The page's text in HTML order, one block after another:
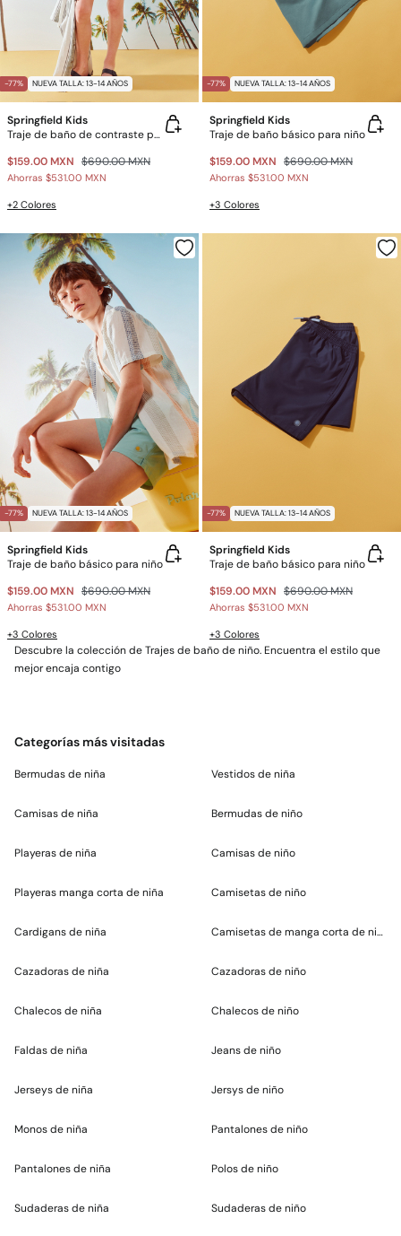
-77% NUEVA TALLA: 13-14 AÑOS
Springfield Kids
Traje de baño de contraste para niño
$159.00 MXN $690.00 MXN
Ahorras $531.00 MXN
+2 Colores
-77% NUEVA TALLA: 13-14 AÑOS
Springfield Kids
Traje de baño básico para niño
$159.00 MXN $690.00 MXN
Ahorras $531.00 MXN
+3 Colores
-77% NUEVA TALLA: 13-14 AÑOS
Springfield Kids
Traje de baño básico para niño
$159.00 MXN $690.00 MXN
Ahorras $531.00 MXN
+3 Colores
-77% NUEVA TALLA: 13-14 AÑOS
Springfield Kids
Traje de baño básico para niño
$159.00 MXN $690.00 MXN
Ahorras $531.00 MXN
+3 Colores
Descubre la colección de Trajes de baño de niño. Encuentra el estilo que
mejor encaja contigo
Categorías más visitadas
Bermudas de niña
Camisas de niña
Playeras de niña
Playeras manga corta de niña
Cardigans de niña
Cazadoras de niña
Chalecos de niña
Faldas de niña
Jerseys de niña
Monos de niña
Pantalones de niña
Sudaderas de niña
Vestidos de niña
Bermudas de niño
Camisas de niño
Camisetas de niño
Camisetas de manga corta de niño
Cazadoras de niño
Chalecos de niño
Jeans de niño
Jersys de niño
Pantalones de niño
Polos de niño
Sudaderas de niño